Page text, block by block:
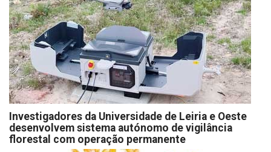
Investigadores da Universidade de Leiria e Oeste
desenvolvem sistema autónomo de vigilância
florestal com operação permanente